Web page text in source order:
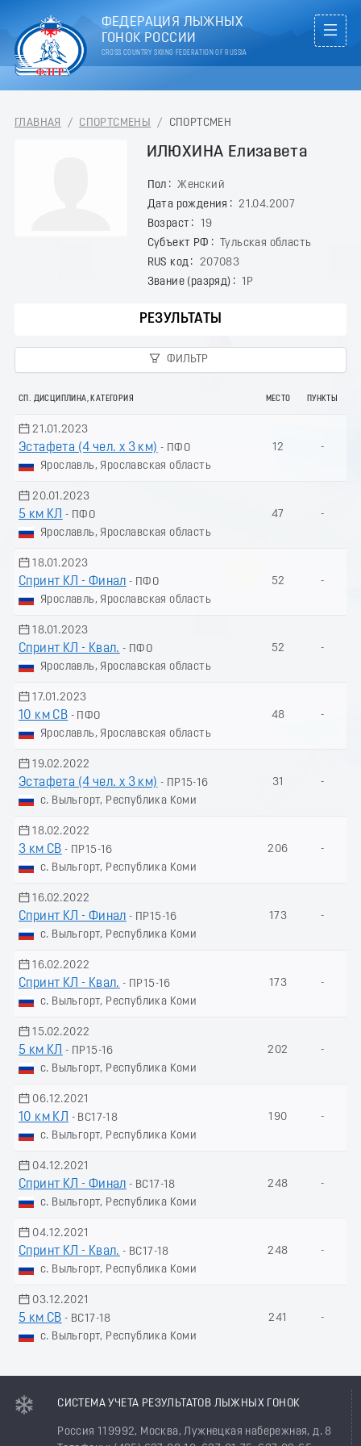
ФЕДЕРАЦИЯ ЛЫЖНЫХ
ГОНОК РОССИИ
CROSS COUNTRY SKIING FEDERATION OF RUSSIA
ГЛАВНАЯ / СПОРТСМЕНЫ / СПОРТСМЕН
ИЛЮХИНА Елизавета
Пол
Женский
Дата рождения
21.04.2007
Возраст
19
Субъект РФ
Тульская область
RUS код
207083
Звание (разряд)
1Р
РЕЗУЛЬТАТЫ
ФИЛЬТР
СП. ДИСЦИПЛИНА, КАТЕГОРИЯ МЕСТО ПУНКТЫ
21.01.2023
Эстафета (4 чел. х 3 км) - ПФО
Ярославль, Ярославская область
12 -
20.01.2023
5 км КЛ
- ПФО
Ярославль, Ярославская область
47 -
18.01.2023
Спринт КЛ - Финал - ПФО
Ярославль, Ярославская область
52 -
18.01.2023
Спринт КЛ - Квал. - ПФО
Ярославль, Ярославская область
52 -
17.01.2023
10 км СВ - ПФО
Ярославль, Ярославская область
48 -
19.02.2022
Эстафета (4 чел. х 3 км) - ПР15-16
с. Выльгорт, Республика Коми
31 -
18.02.2022
3 км СВ - ПР15-16
с. Выльгорт, Республика Коми
206 -
16.02.2022
Спринт КЛ - Финал - ПР15-16
с. Выльгорт, Республика Коми
173 -
16.02.2022
Спринт КЛ - Квал. - ПР15-16
с. Выльгорт, Республика Коми
173 -
15.02.2022
5 км КЛ
- ПР15-16
с. Выльгорт, Республика Коми
202 -
06.12.2021
10 км КЛ
- ВС17-18
с. Выльгорт, Республика Коми
190 -
04.12.2021
Спринт КЛ - Финал - ВС17-18
с. Выльгорт, Республика Коми
248 -
04.12.2021
Спринт КЛ - Квал. - ВС17-18
с. Выльгорт, Республика Коми
248 -
03.12.2021
5 км СВ - ВС17-18
с. Выльгорт, Республика Коми
241 -
СИСТЕМА УЧЕТА РЕЗУЛЬТАТОВ ЛЫЖНЫХ ГОНОК
Россия 119992, Москва, Лужнецкая набережная, д. 8